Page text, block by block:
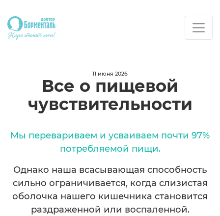
11 июня 2026
Все о пищевой
чувствительности
Мы перевариваем и усваиваем почти 97%
потребляемой пищи.
Однако наша всасывающая способность
сильно ограничивается, когда слизистая
оболочка нашего кишечника становится
раздраженной или воспаленной.